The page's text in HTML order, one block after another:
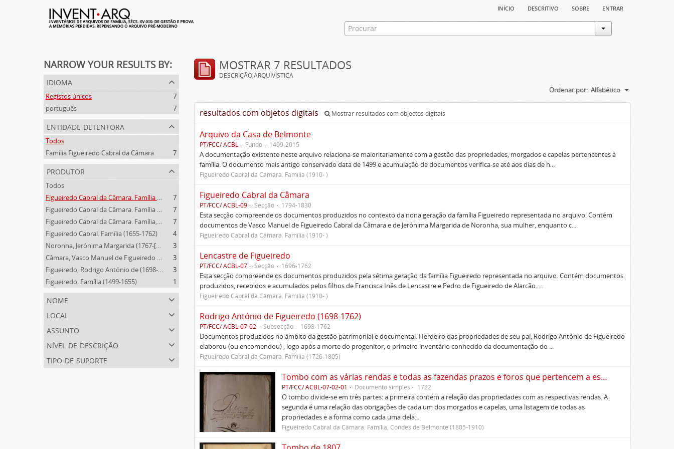
início descritivo sobre entrar
NARROW YOUR RESULTS BY:
idioma
Registos únicos
7
português
7
entidade detentora
Todos
Família Figueiredo Cabral da Câmara
7
produtor
Todos
Figueiredo Cabral da Câmara. Família (1910- )
7
Figueiredo Cabral da Câmara. Família (1726-1805)
7
Figueiredo Cabral da Câmara. Família, Condes de Belmonte (1805-1910)
7
Figueiredo Cabral. Família (1655-1762)
4
Noronha, Jerónima Margarida (1767-[c.1852])
3
Câmara, Vasco Manuel de Figueiredo Cabral da (1766-1830)
3
Figueiredo, Rodrigo António de (1698-1762)
3
Figueiredo. Família (1499-1655)
1
nome
local
assunto
nível de descrição
tipo de suporte
MOSTRAR 7 RESULTADOS
DESCRIÇÃO ARQUIVÍSTICA
Ordenar por: Alfabético
resultados com objetos digitais Mostrar resultados com objectos digitais
Arquivo da Casa de Belmonte
PT/FCC/ ACBL Fundo 1499-2015
A documentação existente neste arquivo relaciona-se maioritariamente com a gestão das propriedades, morgados e capelas pertencentes à
família. O documento mais antigo conservado data de 1499 e acumulação de documentos verifica-se até aos dias de h...
Figueiredo Cabral da Câmara. Família (1910- )
Figueiredo Cabral da Câmara
PT/FCC/ ACBL-09 Secção 1794-1830
Esta secção compreende os documentos produzidos no contexto da nona geração da família Figueiredo representada no arquivo. Contém
documentos de Vasco Manuel de Figueiredo Cabral da Câmara e de Jerónima Margarida de Noronha, sua mulher, enquanto c...
Figueiredo Cabral da Câmara. Família (1910- )
Lencastre de Figueiredo
PT/FCC/ ACBL-07 Secção 1696-1762
Esta secção compreende os documentos produzidos pela sétima geração da família Figueiredo representada no arquivo. Contém documentos
produzidos, recebidos e acumulados pelos filhos de Francisca Inês de Lencastre e Pedro de Figueiredo de Alarcão. ...
Figueiredo Cabral da Câmara. Família (1910- )
Rodrigo António de Figueiredo (1698-1762)
PT/FCC/ ACBL-07-02 Subsecção 1698-1762
Documentos produzidos no âmbito da gestão patrimonial e documental. Herdeiro das propriedades de seu pai, Rodrigo António de Figueiredo
elaborou (ou encomendou) , logo após a morte do progenitor, o primeiro inventário conhecido da documentação do ...
Figueiredo Cabral da Câmara. Família (1726-1805)
Tombo com as várias rendas e todas as fazendas prazos e foros que pertencem a esta casa em que meu pai e senhor Pedro de Figueiredo se achava de posse até seu falecimento.
PT/FCC/ ACBL-07-02-01 Documento simples 1722
O tombo divide-se em três partes: a primeira contém a relação das propriedades com as respectivas rendas. A
segunda é uma relação das obrigações de cada um dos morgados e capelas, uma listagem de todas as
propriedades e a forma como cada uma dela...
Figueiredo Cabral da Câmara. Família, Condes de Belmonte (1805-1910)